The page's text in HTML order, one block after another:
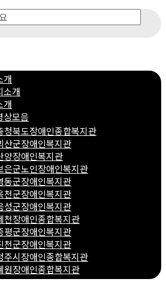
개
소개
개
상모음
청북도장애인종합복지관
산군장애인복지관
양장애인복지관
은군노인장애인복지관
동군장애인복지관
천군장애인복지관
성군장애인복지관
천장애인종합복지관
평군장애인복지관
천군장애인복지관
주시장애인종합복지관
원장애인종합복지관